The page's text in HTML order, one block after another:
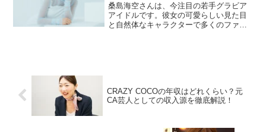
桑島海空さんは、今注目の若手グラビア
アイドルです。彼女の可愛らしい見た目
と自然体なキャラクターで多くのファン
CRAZY COCOの年収はどれくらい？元
CA芸人としての収入源を徹底解説！